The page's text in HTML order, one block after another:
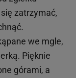
zatrzymać,
we mgle,
Pięknie
górami, a